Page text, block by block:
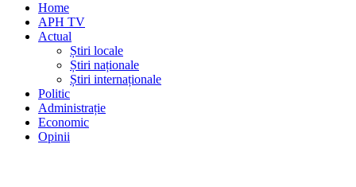
Home
APH TV
Actual
Știri locale
Știri naționale
Știri internaționale
Politic
Administrație
Economic
Opinii